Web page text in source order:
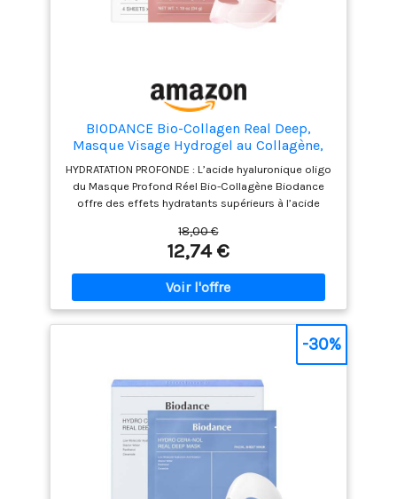
BIODANCE Bio-Collagen Real Deep,
Masque Visage Hydrogel au Collagène,
Pores et de l’Élasticité, K-Beauty
Coréenne, 4 Masques
HYDRATATION PROFONDE : L’acide hyaluronique oligo
du Masque Profond Réel Bio-Collagène Biodance
offre des effets hydratants supérieurs à l’acide
surface de la peau et pénètre dans les couches
profondes, laissant le teint uni et parfaitement
hydraté. RESSERE LES PORES & RAFFERMIT : Le
collagène ultra-basse masse moléculaire maximise
l’absorption et la pénétration dans la peau. Il aide à
affiner les pores dilatés, renforce l’élasticité
immédiatement après application et réduit
filtrat de fermentation de Galactomyces et de la
niacinamide, il améliore le teint inégal et la texture
tout en offrant des effets antioxydants, pour une
peau plus unie et radieuse. AMPOULE SOLIDIFIÉE :
Chaque flacon de 34 g d’ampoule est transformé
en masque en gel DEVIENT TRANSPARENT : Le
masque devient transparent après 3 heures ou une
18,00 €
12,74 €
-30%